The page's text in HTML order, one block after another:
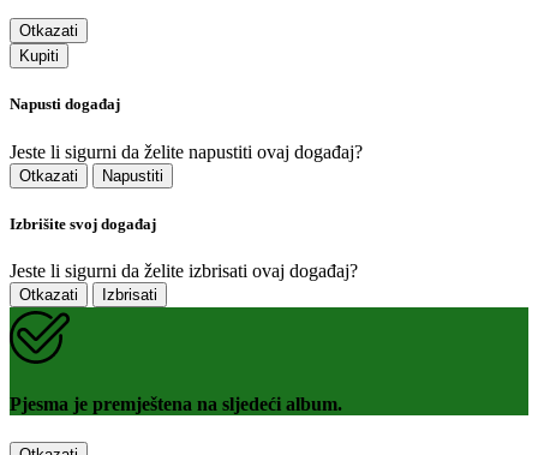
Otkazati
Kupiti
Napusti događaj
Jeste li sigurni da želite napustiti ovaj događaj?
Otkazati Napustiti
Izbrišite svoj događaj
Jeste li sigurni da želite izbrisati ovaj događaj?
Otkazati Izbrisati
Pjesma je premještena na sljedeći album.